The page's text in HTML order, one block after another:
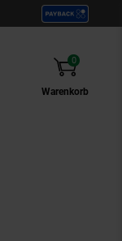
Warenkorb
0
Artikel